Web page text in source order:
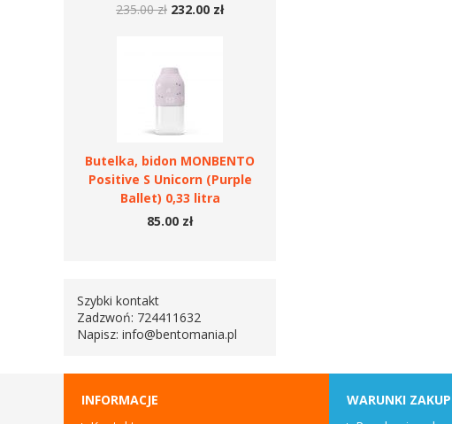
235.00 zł 232.00 zł
Butelka, bidon MONBENTO
Positive S Unicorn (Purple
Ballet) 0,33 litra
85.00 zł
Szybki kontakt
Zadzwoń: 724411632
Napisz: info@bentomania.pl
INFORMACJE
WARUNKI